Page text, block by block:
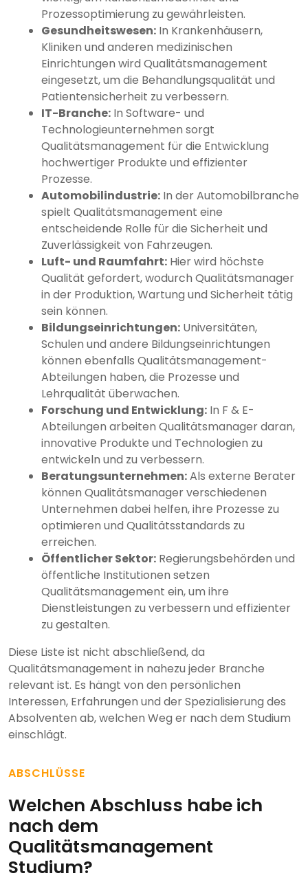
Prozessoptimierung zu gewährleisten.
Gesundheitswesen: In Krankenhäusern,
Kliniken und anderen medizinischen
Einrichtungen wird Qualitätsmanagement
eingesetzt, um die Behandlungsqualität und
Patientensicherheit zu verbessern.
IT-Branche: In Software- und
Technologieunternehmen sorgt
Qualitätsmanagement für die Entwicklung
hochwertiger Produkte und effizienter
Prozesse.
Automobilindustrie: In der Automobilbranche
spielt Qualitätsmanagement eine
entscheidende Rolle für die Sicherheit und
Zuverlässigkeit von Fahrzeugen.
Luft- und Raumfahrt: Hier wird höchste
Qualität gefordert, wodurch Qualitätsmanager
in der Produktion, Wartung und Sicherheit tätig
sein können.
Bildungseinrichtungen: Universitäten,
Schulen und andere Bildungseinrichtungen
können ebenfalls Qualitätsmanagement-
Abteilungen haben, die Prozesse und
Lehrqualität überwachen.
Forschung und Entwicklung: In F & E-
Abteilungen arbeiten Qualitätsmanager daran,
innovative Produkte und Technologien zu
entwickeln und zu verbessern.
Beratungsunternehmen:Als externe Berater
können Qualitätsmanager verschiedenen
Unternehmen dabei helfen, ihre Prozesse zu
optimieren und Qualitätsstandards zu
erreichen.
Öffentlicher Sektor: Regierungsbehörden und
öffentliche Institutionen setzen
Qualitätsmanagement ein, um ihre
Dienstleistungen zu verbessern und effizienter
zu gestalten.
Diese Liste ist nicht abschließend, da
Qualitätsmanagement in nahezu jeder Branche
relevant ist. Es hängt von den persönlichen
Interessen, Erfahrungen und der Spezialisierung des
Absolventen ab, welchen Weg er nach dem Studium
einschlägt.
ABSCHLÜSSE
Welchen Abschluss habe ich
nach dem
Qualitätsmanagement
Studium?